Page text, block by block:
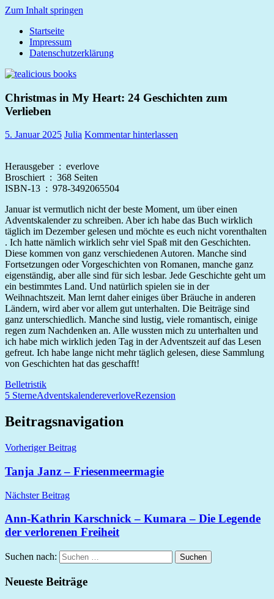
Zum Inhalt springen
tealicious
books
Startseite
Impressum
Datenschutzerklärung
Christmas in My Heart: 24 Geschichten zum
Verlieben
5. Januar 2025 Julia Kommentar hinterlassen
Herausgeber ‏ : ‎ everlove
Broschiert ‏ : ‎ 368 Seiten
ISBN-13 ‏ : ‎ 978-3492065504
Januar ist vermutlich nicht der beste Moment, um über einen
Adventskalender zu schreiben. Aber ich habe das Buch wirklich
täglich im Dezember gelesen und möchte es euch nicht vorenthalten
. Ich hatte nämlich wirklich sehr viel Spaß mit den Geschichten.
Diese kommen von ganz verschiedenen Autoren. Manche sind
Fortsetzungen oder Vorgeschichten von Romanen, manche ganz
eigenständig, aber alle sind für sich lesbar. Jede Geschichte geht um
ein bestimmtes Land. Und natürlich spielen sie in der
Weihnachtszeit. Man lernt daher einiges über Bräuche in anderen
Ländern, wird aber vor allem gut unterhalten. Die Beiträge sind
ganz unterschiedlich. Manche sind lustig, viele romantisch, einige
regen zum Nachdenken an. Alle wussten mich zu unterhalten und
ich habe mich wirklich jeden Tag in der Adventszeit auf das Lesen
gefreut. Ich habe lange nicht mehr täglich gelesen, diese Sammlung
von Geschichten hat das geschafft!
Belletristik
5 SterneAdventskalendereverloveRezension
Beitragsnavigation
Vorheriger Beitrag
Tanja Janz – Friesenmeermagie
Nächster Beitrag
Ann-Kathrin Karschnick – Kumara – Die Legende
der verlorenen Freiheit
Suchen nach: Suchen
Neueste Beiträge